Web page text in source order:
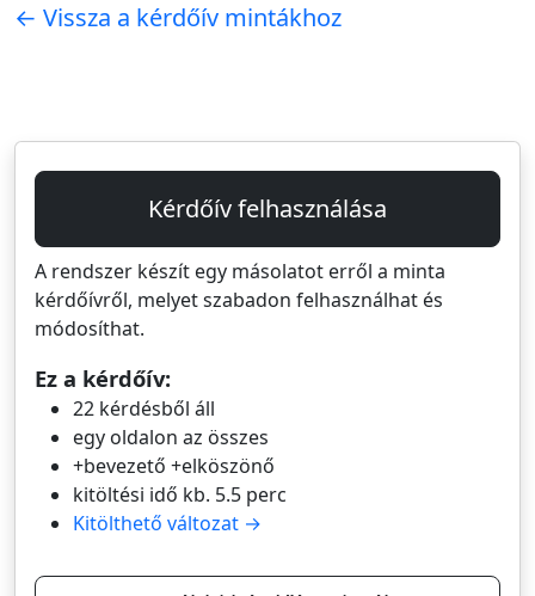
← Vissza a kérdőív mintákhoz
Kérdőív felhasználása
A rendszer készít egy másolatot erről a minta
kérdőívről, melyet szabadon felhasználhat és
módosíthat.
Ez a kérdőív:
22 kérdésből áll
egy oldalon az összes
+bevezető +elköszönő
kitöltési idő kb. 5.5 perc
Kitölthető változat →